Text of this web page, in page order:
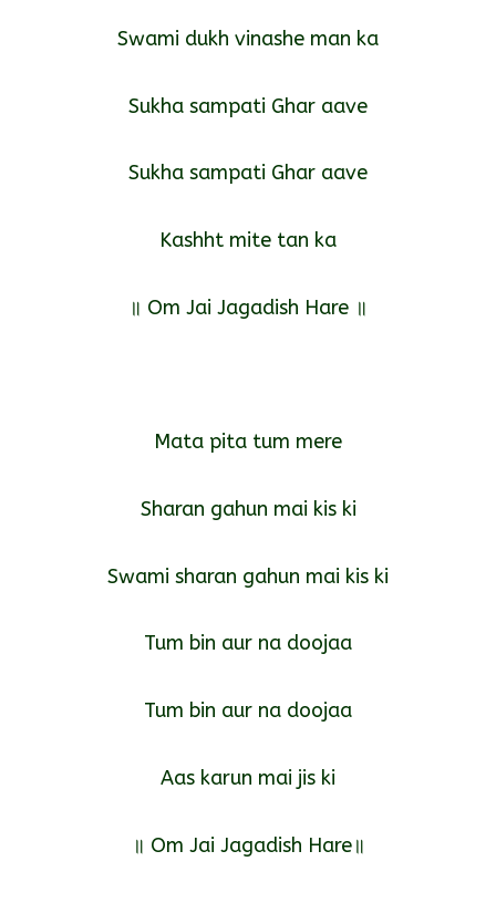
Swami dukh vinashe man ka
Sukha sampati Ghar aave
Sukha sampati Ghar aave
Kashht mite tan ka
॥ Om Jai Jagadish Hare ॥
Mata pita tum mere
Sharan gahun mai kis ki
Swami sharan gahun mai kis ki
Tum bin aur na doojaa
Tum bin aur na doojaa
Aas karun mai jis ki
॥ Om Jai Jagadish Hare॥